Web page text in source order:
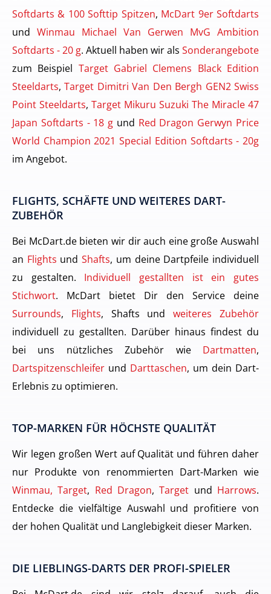
Softdarts & 100 Softtip Spitzen, McDart 9er Softdarts
und Winmau Michael Van Gerwen MvG Ambition
Softdarts - 20 g. Aktuell haben wir als Sonderangebote
zum Beispiel Target Gabriel Clemens Black Edition
Steeldarts,Target Dimitri Van Den Bergh GEN2 Swiss
Point Steeldarts, Target Mikuru Suzuki The Miracle 47
Japan Softdarts - 18 g und Red Dragon Gerwyn Price
World Champion 2021 Special Edition Softdarts - 20g
im Angebot.
FLIGHTS, SCHÄFTE UND WEITERES DART-
ZUBEHÖR
Bei McDart.de bieten wir dir auch eine große Auswahl
an Flights undShafts, um deine Dartpfeile individuell
zu gestalten. Individuell gestallten ist ein gutes
Stichwort. McDart bietet Dir den Service deine
Surrounds, Flights, Shafts undweiteres Zubehör
individuell zu gestallten. Darüber hinaus findest du
bei uns nützliches Zubehör wie Dartmatten,
Dartspitzenschleifer und Darttaschen, um dein Dart-
Erlebnis zu optimieren.
TOP-MARKEN FÜR HÖCHSTE QUALITÄT
Wir legen großen Wert auf Qualität und führen daher
nur Produkte von renommierten Dart-Marken wie
Winmau, Target, Red Dragon,Target und Harrows.
Entdecke die vielfältige Auswahl und profitiere von
der hohen Qualität und Langlebigkeit dieser Marken.
DIE LIEBLINGS-DARTS DER PROFI-SPIELER